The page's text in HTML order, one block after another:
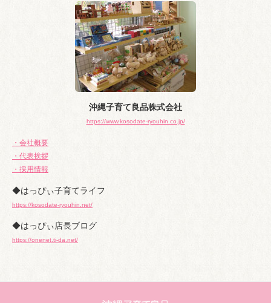
沖縄子育て良品株式会社
https://www.kosodate-ryouhin.co.jp/
・会社概要
・代表挨拶
・採用情報
◆はっぴぃ子育てライフ
https://kosodate-ryouhin.net/
◆はっぴぃ店長ブログ
https://onenet.ti-da.net/